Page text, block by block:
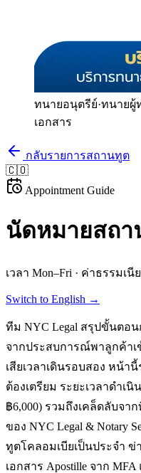
ทนายอนุตรีย์·ทนายผู้
เอกสาร
กลับรายการสถานทูต
🇨🇴
Appointment Guide
นัดหมายสถา
เวลา Mon–Fri · ค่าธรรมเนี
Switch to English →
ทีม NYC Legal สรุปขั้นตอ
จากประสบการณ์พาลูกค้า
เสียเวลาเดินรอบสอง หน้
ต้องเตรียม ระยะเวลาดำเนิ
฿6,000) รวมถึงเคล็ดลับจา
ของ NYC Legal & Notary
ทูตโคลอมเบียเป็นประจำ
เอกสาร Apostille จาก